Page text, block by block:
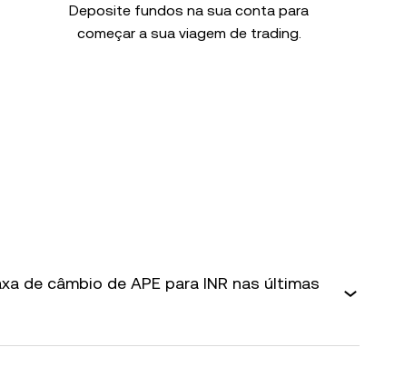
Deposite fundos na sua conta para
começar a sua viagem de trading.
de câmbio de APE para INR nas últimas